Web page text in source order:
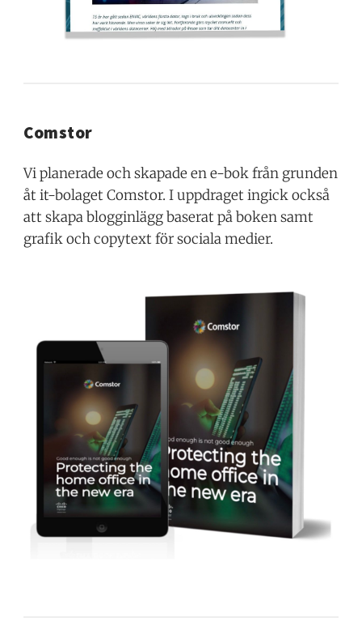
Comstor
Vi planerade och skapade en e-bok från grunden
åt it-bolaget Comstor. I uppdraget ingick också
att skapa blogginlägg baserat på boken samt
grafik och copytext för sociala medier.